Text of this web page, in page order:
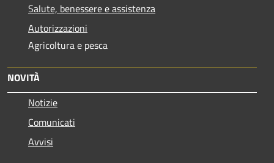
Salute, benessere e assistenza
Autorizzazioni
Agricoltura e pesca
NOVITÀ
Notizie
Comunicati
Avvisi